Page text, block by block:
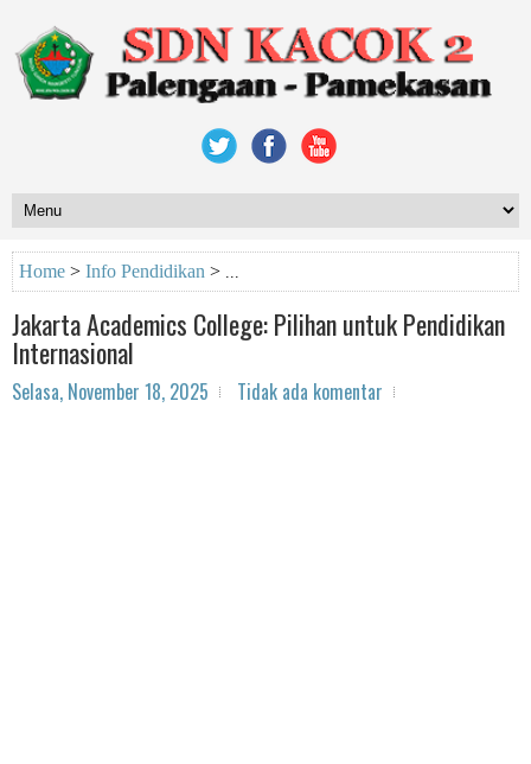
Home > Info Pendidikan >
Jakarta Academics College: Pilihan untuk Pendidikan
Internasional
Selasa, November 18, 2025 Tidak ada komentar